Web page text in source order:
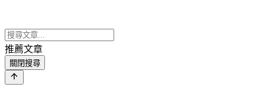
推薦文章
關閉搜尋